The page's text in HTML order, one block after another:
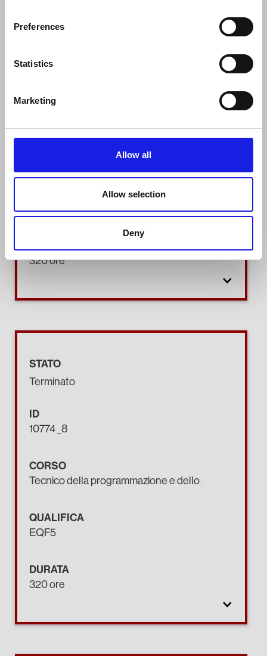
Preferences
Statistics
Marketing
Allow all
Allow selection
Deny
Terminato
10774 _7
CORSO
Tecnico della programmazione e dello sviluppo di
EQF5
320 ore
STATO
Terminato
ID
10774 _8
CORSO
Tecnico della programmazione e dello sviluppo di
QUALIFICA
EQF5
DURATA
320 ore